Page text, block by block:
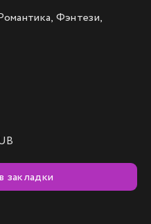
Фэнтези,
закладки